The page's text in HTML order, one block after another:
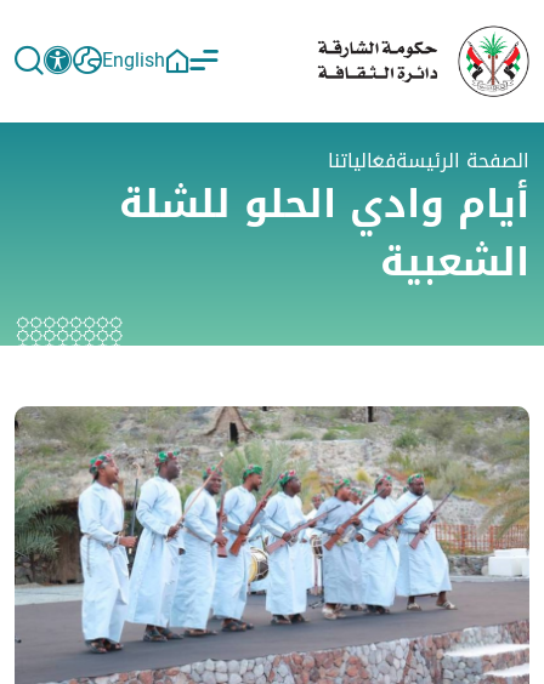
English
الصفحة الرئيسةفعالياتنا
أيام وادي الحلو للشلة
الشعبية